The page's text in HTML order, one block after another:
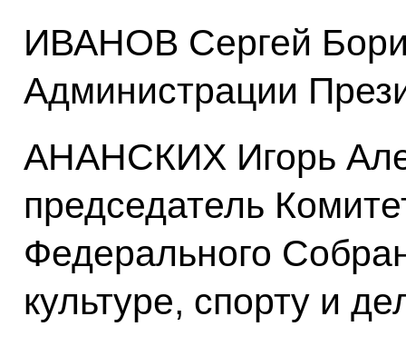
ИВАНОВ Сергей
Администрации
АНАНСКИХ Игорь
председатель
Федерального
культуре, спорту и